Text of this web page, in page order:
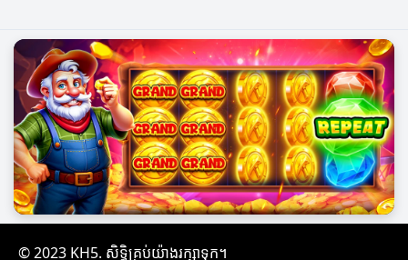
© 2023 KH5. សិទ្ធិគ្រប់យ៉ាងរក្សាទុក។